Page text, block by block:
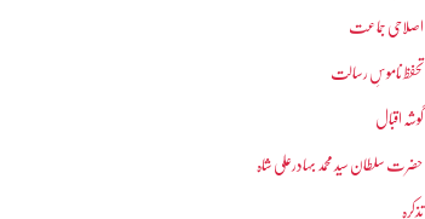
اصلاحی جماعت
تحفظ ناموسِ رسالت
گوشہ اقبال
حضرت سلطان سید محمد بہادرعلی شاہ
تذکرہ